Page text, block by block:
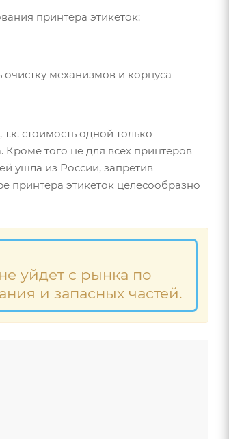
принтера этикеток:
механизмов и корпуса
стоимость одной только
того не для всех принтеров
ушла из России, запретив
принтера этикеток целесообразно
уйдет с рынка по
и запасных частей.